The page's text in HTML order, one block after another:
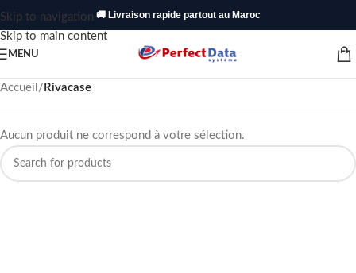
Skip to navigation
Skip to main content
🚚 Livraison rapide partout au Maroc
MENU
Accueil / Rivacase
Aucun produit ne correspond à votre sélection.